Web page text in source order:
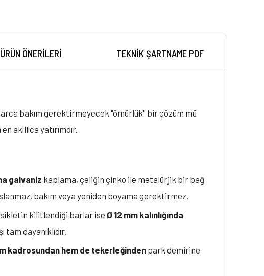
ÜRÜN ÖNERILERI TEKNİK ŞARTNAME PDF
bakım gerektirmeyecek "ömürlük" bir çözüm mü
akıllıca yatırımdır.
galvaniz kaplama, çeliğin çinko ile metalürjik bir bağ
bakım veya yeniden boyama gerektirmez.
kilitlendiği barlar ise Ø 12 mm kalınlığında
dayanıklıdır.
kadrosundan hem de tekerleğinden park demirine